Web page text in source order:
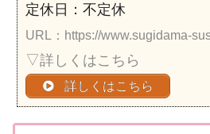
定休日：不定休
URL：https://www.sugidama-
▽詳しくはこちら
詳しくはこちら